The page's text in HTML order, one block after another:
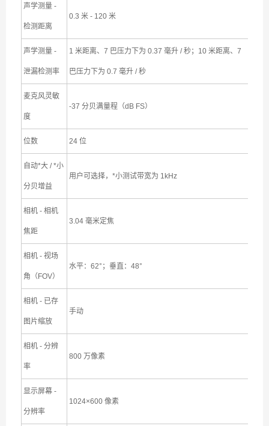
声学测量 -
检测距离
0.3 米 - 120 米
声学测量 -
泄漏检测率
1 米距离、7 巴压力下为 0.37 毫升 / 秒；10 米距离、7
巴压力下为 0.7 毫升 / 秒
麦克风灵敏
度
-37 分贝满量程（dB FS）
位数 24 位
自动*大 / *小
分贝增益
用户可选择，*小测试带宽为 1kHz
相机 - 相机
焦距
3.04 毫米定焦
相机 - 视场
角（FOV）
水平：62°；垂直：48°
相机 - 已存
图片缩放
手动
相机 - 分辨
率
800 万像素
显示屏幕 -
分辨率
1024×600 像素